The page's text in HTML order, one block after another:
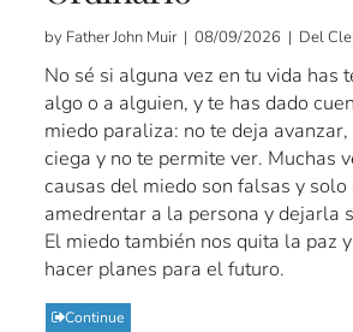
by Father John Muir | 08/09/2026 | Del
No sé si alguna vez en tu vida has
algo o a alguien, y te has dado
miedo paraliza: no te deja
ciega y no te permite ver. Muchas
causas del miedo son falsas y solo
amedrentar a la persona y dejarla
El miedo también nos quita la paz
hacer planes para el futuro.
Continue